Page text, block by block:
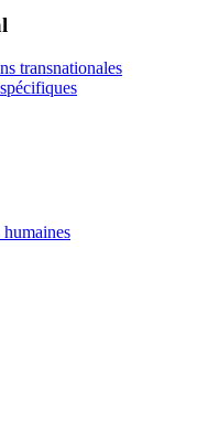
transnationales
humaines